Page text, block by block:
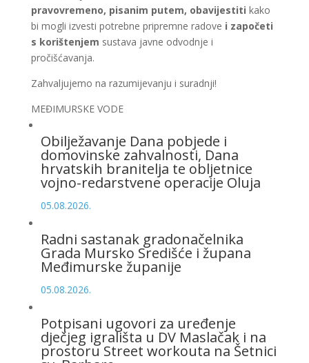
pravovremeno, pisanim putem, obavijestiti kako
bi mogli izvesti potrebne pripremne radove i započeti
s korištenjem sustava javne odvodnje i
pročišćavanja.
Zahvaljujemo na razumijevanju i suradnji!
MEĐIMURSKE VODE
Obilježavanje Dana pobjede i
domovinske zahvalnosti, Dana
hrvatskih branitelja te obljetnice
vojno-redarstvene operacije Oluja
05.08.2026.
Radni sastanak gradonačelnika
Grada Mursko Središće i župana
Međimurske županije
05.08.2026.
Potpisani ugovori za uređenje
dječjeg igrališta u DV Maslačak i na
prostoru Street workouta na Šetnici